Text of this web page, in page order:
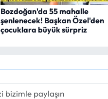
Bozdoğan'da 55 mahalle
şenlenecek! Başkan Özel'den
çocuklara büyük sürpriz